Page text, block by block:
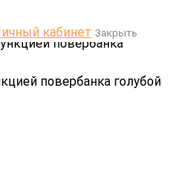
кабинет Закрыть
повербанка голубой